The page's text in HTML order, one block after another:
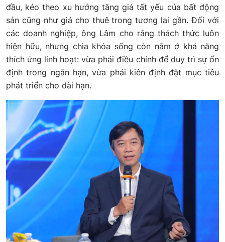
đầu, kéo theo xu hướng tăng giá tất yếu của bất động
sản cũng như giá cho thuê trong tương lai gần. Đối với
các doanh nghiệp, ông Lâm cho rằng thách thức luôn
hiện hữu, nhưng chìa khóa sống còn nằm ở khả năng
thích ứng linh hoạt: vừa phải điều chỉnh để duy trì sự ổn
định trong ngắn hạn, vừa phải kiên định đặt mục tiêu
phát triển cho dài hạn.